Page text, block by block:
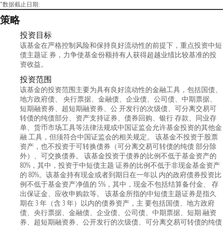
*数据截止日期:
策略
投资目标
该基金在严格控制风险和保持良好流动性的前提下，重点投资中短
债主题证 券，力争使基金份额持有人获得超越业绩比较基准的投
资收益。
投资范围
该基金的投资范围主要为具有良好流动性的金融工具，包括国债、
地方政府债、 央行票据、金融债、企业债、公司债、中期票据、
短期融资券、超短期融资券、公 开发行的次级债、可分离交易可
转债的纯债部分、资产支持证券、债券回购、银行 存款、同业存
单、货币市场工具等法律法规或中国证监会允许基金投资的其他金
融 工具，但须符合中国证监会的相关规定。 该基金不投资于股票
资产，也不投资于可转换债券（可分离交易可转债的纯债 部分除
外）、可交换债券。 该基金投资于债券的比例不低于基金资产的
80%，其中，投资于中短债主题 证券的比例不低于非现金基金资产
的 80%。该基金持有现金或者到期日在一年以 内的政府债券投资比
例不低于基金资产净值的 5%，其中，现金不包括结算备付金、 存
出保证金、应收申购款等。 该基金所指的中短债主题证券是指久
期在 3 年（含 3 年）以内的债券资产，主 要包括国债、地方政府
债、央行票据、金融债、企业债、公司债、中期票据、短期 融资
券、超短期融资券、公开发行的次级债、可分离交易可转债的纯债